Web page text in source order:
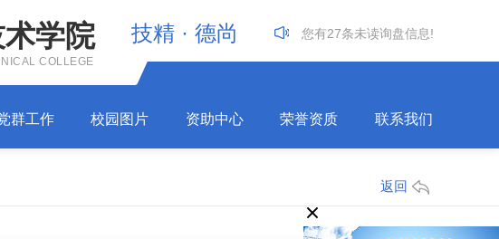
学院
COLLEGE
技精 · 德尚 您有27条未读询盘信息!
群工作 校园图片 资助中心 荣誉资质 联系我们
返回